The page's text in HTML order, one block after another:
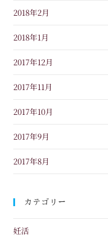
2018年2月
2018年1月
2017年12月
2017年11月
2017年10月
2017年9月
2017年8月
カテゴリー
妊活